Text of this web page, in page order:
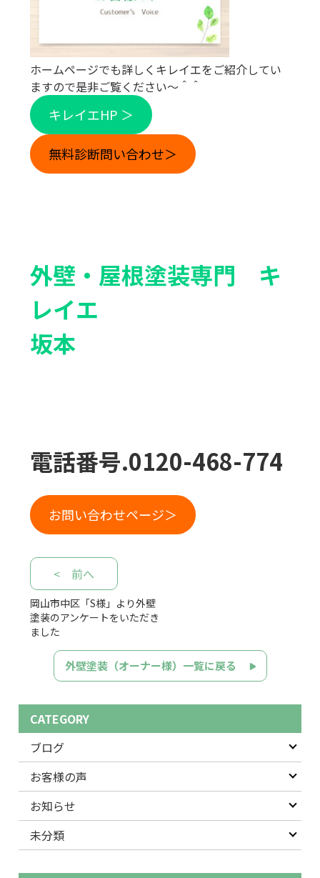
ホームページでも詳しくキレイエをご紹介してい
ますので是非ご覧ください〜＾＾
キレイエHP ＞
無料診断問い合わせ＞
外壁・屋根塗装専門 キ
レイエ
坂本
電話番号.0120-468-774
お問い合わせページ＞
< 前へ
岡山市中区「S様」より外壁
塗装のアンケートをいただき
ました
外壁塗装（オーナー様）一覧に戻る
CATEGORY
ブログ
お客様の声
お知らせ
未分類